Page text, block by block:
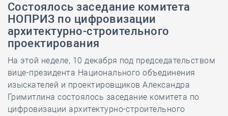
Состоялось заседание комитета
НОПРИЗ по цифровизации
архитектурно-строительного
проектирования
На этой неделе, 10 декабря под председательством
вице-президента Национального объединения
изыскателей и проектировщиков Александра
Гримитлина состоялось заседание комитета по
цифровизации архитектурно-строительного